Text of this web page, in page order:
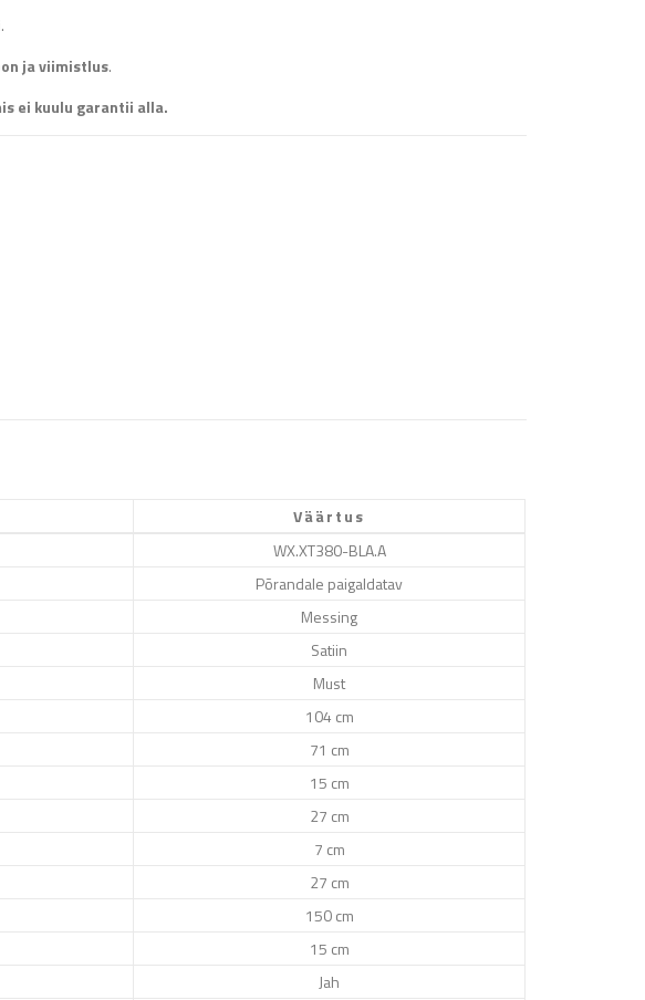
.
ja viimistlus.
ei kuulu garantii alla.
Väärtus
WX.XT380-BLA.A
Põrandale paigaldatav
Messing
Satiin
Must
104 cm
71 cm
15 cm
27 cm
7 cm
27 cm
150 cm
15 cm
Jah